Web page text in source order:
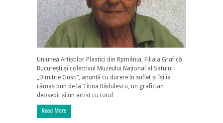
Uniunea Artiștilor Plastici din Rpmânia, Filiala Grafică
București și colectivul Muzeului Național al Satului i
„Dimitrie Gusti”, anunță cu durere în suflet și își ia
rămas bun de la Titina Rădulescu, un grafician
deosebit și un artist cu totul …
Read More